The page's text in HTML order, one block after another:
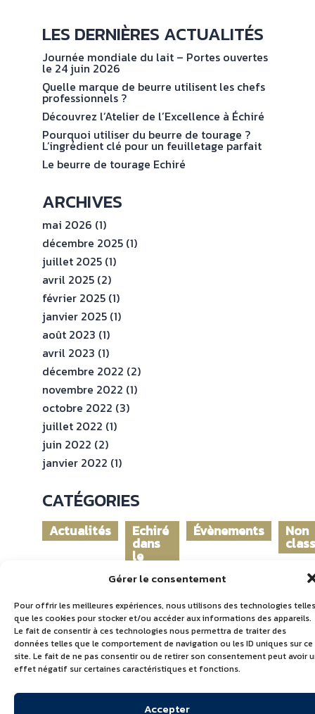
Gérer le consentement
Pour offrir les meilleures expériences, nous utilisons des technologies telles
que les cookies pour stocker et/ou accéder aux informations des appareils.
Le fait de consentir à ces technologies nous permettra de traiter des
données telles que le comportement de navigation ou les ID uniques sur ce
site. Le fait de ne pas consentir ou de retirer son consentement peut avoir
effet négatif sur certaines caractéristiques et fonctions.
Accepter
RECETTES
& INSPIRATIONS
NOS
ENGAGEMENTS
ESPACE
PROFESSIONNEL
LES DERNIÈRES ACTUALITÉS
Journée mondiale du lait – Portes ouvertes
le 24 juin 2026
Quelle marque de beurre utilisent les chefs
professionnels ?
Découvrez l’Atelier de l’Excellence à Échiré
Pourquoi utiliser du beurre de tourage ?
L’ingrédient clé pour un feuilletage parfait
Le beurre de tourage Echiré
ARCHIVES
mai 2026 (1)
décembre 2025 (1)
juillet 2025 (1)
avril 2025 (2)
février 2025 (1)
janvier 2025 (1)
août 2023 (1)
avril 2023 (1)
décembre 2022 (2)
novembre 2022 (1)
octobre 2022 (3)
juillet 2022 (1)
juin 2022 (2)
janvier 2022 (1)
CATÉGORIES
Actualités Echiré
dans
le
Évènements Non